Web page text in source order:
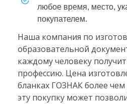
любое время, место,
покупателем.
Наша компания по
образовательной
каждому человеку
профессию. Цена
бланках ГОЗНАК более
эту покупку может